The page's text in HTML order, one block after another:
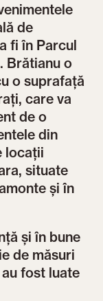
de
fi în Parcul
Brătianu o
o suprafață
care va
de o
din
locații
situate
și în
și în bune
de măsuri
fost luate